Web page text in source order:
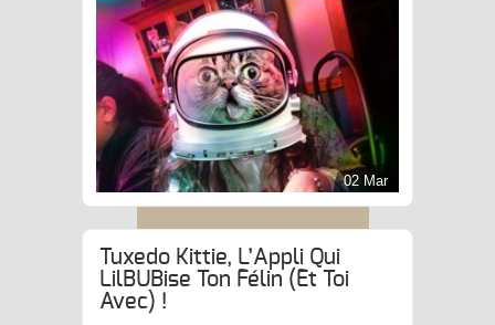
02 Mar
Tuxedo Kittie, L’Appli Qui
LilBUBise Ton Félin (et Toi
Avec) !